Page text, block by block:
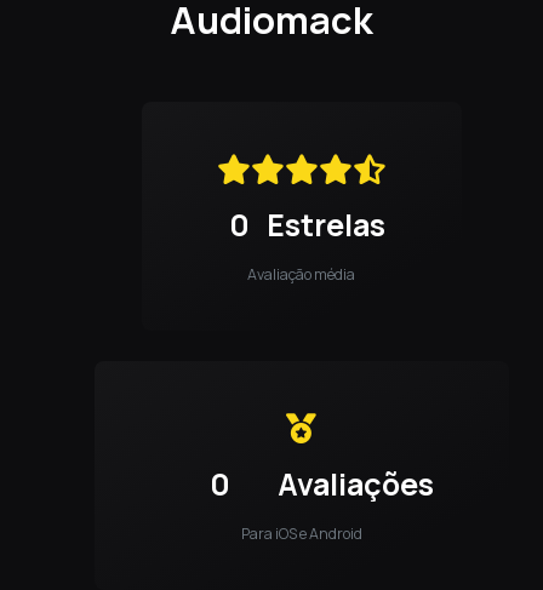
Audiomack
0 Estrelas
Avaliação média
0 Avaliações
Para iOS e Android